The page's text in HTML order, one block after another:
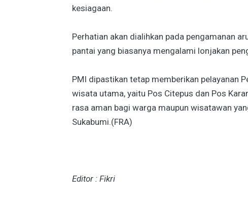
kesiagaan.
Perhatian akan dialihkan pada pengamanan
pantai yang biasanya mengalami lonjakan
PMI dipastikan tetap memberikan pelayanan
wisata utama, yaitu Pos Citepus dan Pos
rasa aman bagi warga maupun wisatawan
Sukabumi.(FRA)
Editor : Fikri